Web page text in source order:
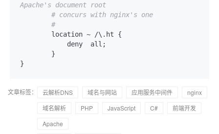
Apache's document root
# concurs with nginx's one
#
}
文章标签： 云解析DNS 域名与网站 应用服务中间件
nginx
域名解析
PHP JavaScript C#
前端开发
Apache